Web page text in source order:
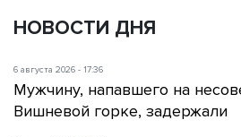
НОВОСТИ ДНЯ
6 августа 2026 - 17:36
Мужчину, напавшего на
Вишневой горке, задержали